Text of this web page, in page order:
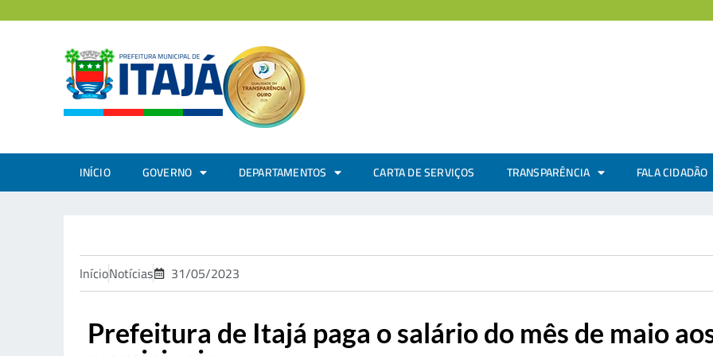
INÍCIO GOVERNO DEPARTAMENTOS CARTA DE SERVIÇOS TRANSPARÊNCIA FALA CIDADÃO
InícioNotícias 31/05/2023
Prefeitura de Itajá paga o salário do mês de maio